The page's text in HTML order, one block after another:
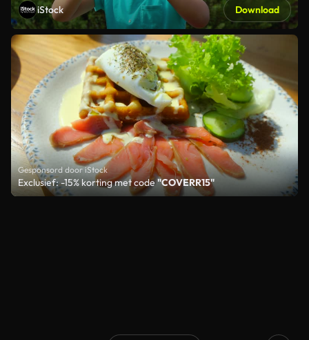
iStock Download
Gesponsord door iStock
Exclusief: -15% korting met code"COVERR15"